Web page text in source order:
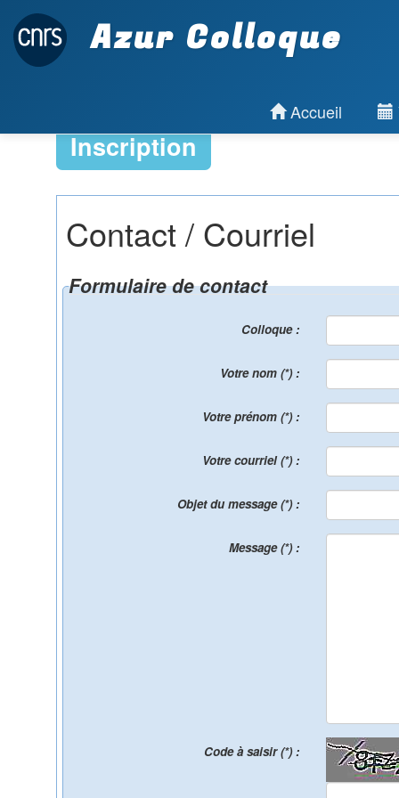
Azur Colloque
Accueil
Inscription
Contact / Courriel
Formulaire de contact
Colloque :
Votre nom (*) :
Votre prénom (*) :
Votre courriel (*) :
Objet du message (*) :
Message (*) :
Code à saisir (*) :